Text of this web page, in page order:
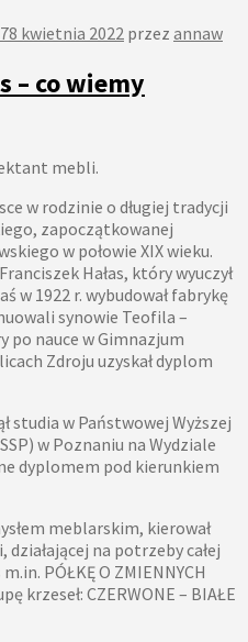
8 kwietnia 2022 przez annaw
– co wiemy
mebli.
w rodzinie o długiej tradycji
zapoczątkowanej
w połowie XIX wieku.
Hałas, który wyuczył
w 1922 r. wybudował fabrykę
synowie Teofila –
po nauce w Gimnazjum
Zdroju uzyskał dyplom
studia w Państwowej Wyższej
w Poznaniu na Wydziale
dyplomem pod kierunkiem
meblarskim, kierował
na potrzeby całej
PÓŁKĘ O ZMIENNYCH
krzeseł: CZERWONE – BIAŁE